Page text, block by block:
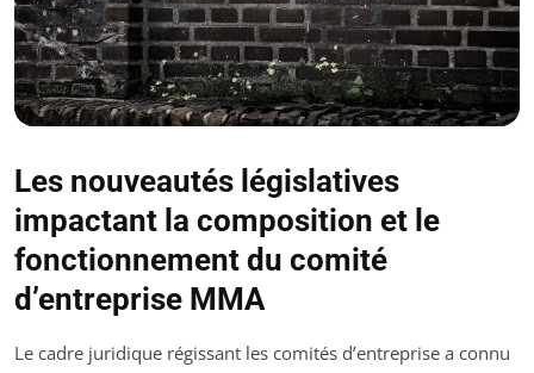
Les nouveautés législatives
impactant la composition et le
fonctionnement du comité
d’entreprise MMA
Le cadre juridique régissant les comités d’entreprise a connu